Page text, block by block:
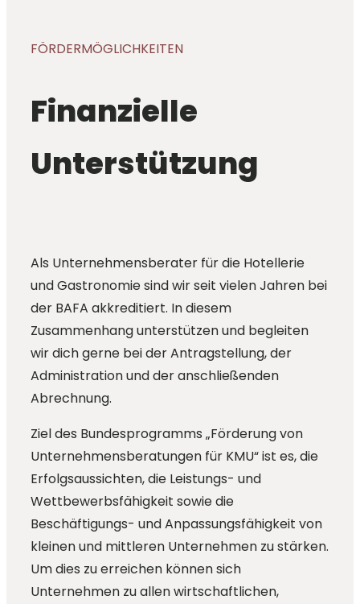
FÖRDERMÖGLICHKEITEN
Finanzielle
Unterstützung
Als Unternehmensberater für die Hotellerie
und Gastronomie sind wir seit vielen Jahren bei
der BAFA akkreditiert. In diesem
Zusammenhang unterstützen und begleiten
wir dich gerne bei der Antragstellung, der
Administration und der anschließenden
Abrechnung.
Ziel des Bundesprogramms „Förderung von
Unternehmensberatungen für KMU“ ist es, die
Erfolgsaussichten, die Leistungs- und
Wettbewerbsfähigkeit sowie die
Beschäftigungs- und Anpassungsfähigkeit von
kleinen und mittleren Unternehmen zu stärken.
Um dies zu erreichen können sich
Unternehmen zu allen wirtschaftlichen,